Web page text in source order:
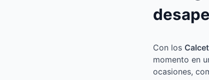
Con los
momento en
ocasiones,